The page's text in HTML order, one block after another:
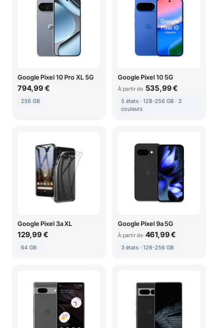
Google Pixel 10 Pro XL 5G
794,99 €
256 GB
Google Pixel 10 5G
À partir de 535,99 €
5 états · 128-256 GB · 3
couleurs
Google Pixel 3a XL
129,99 €
64 GB
Google Pixel 9a 5G
À partir de 461,99 €
3 états · 128-256 GB